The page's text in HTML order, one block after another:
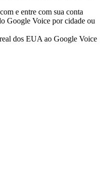
e entre com sua conta
Google Voice por cidade ou
dos EUA ao Google Voice